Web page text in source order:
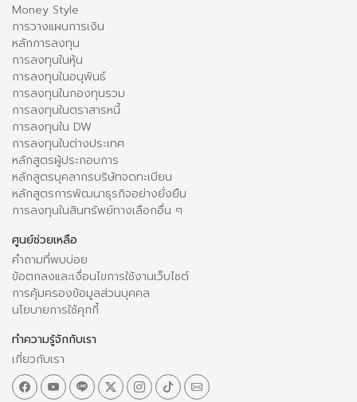
Money Style
การวางแผนการเงิน
หลักการลงทุน
การลงทุนในหุ้น
การลงทุนในอนุพันธ์
การลงทุนในกองทุนรวม
การลงทุนในตราสารหนี้
การลงทุนใน DW
การลงทุนในต่างประเทศ
หลักสูตรผู้ประกอบการ
หลักสูตรบุคลากรบริษัทจดทะเบียน
หลักสูตรการพัฒนาธุรกิจอย่างยั่งยืน
การลงทุนในสินทรัพย์ทางเลือกอื่น ๆ
ศูนย์ช่วยเหลือ
คำถามที่พบบ่อย
ข้อตกลงและเงื่อนไขการใช้งานเว็บไซต์
การคุ้มครองข้อมูลส่วนบุคคล
นโยบายการใช้คุกกี้
ทำความรู้จักกับเรา
เกี่ยวกับเรา